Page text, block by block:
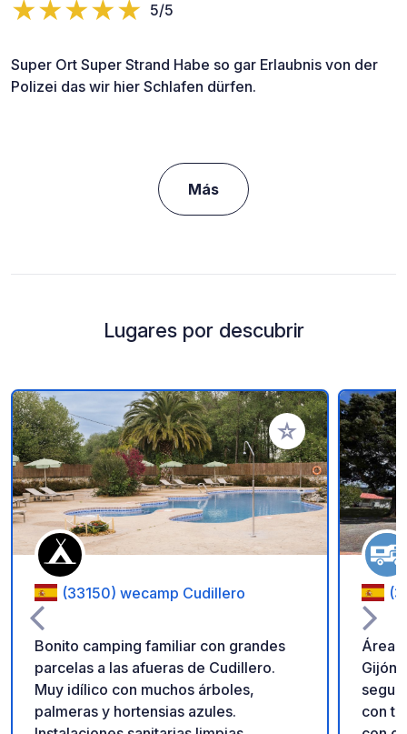
5/5
Super Ort Super Strand Habe so gar Erlaubnis von der
Polizei das wir hier Schlafen dürfen.
Más
Lugares por descubrir
Añadir a tus
(33150) wecamp Cudillero
Bonito camping familiar con grandes
parcelas a las afueras de Cudillero.
Muy idílico con muchos árboles,
palmeras y hortensias azules.
Área
Gijón. Área de autocaravanas privada y
con